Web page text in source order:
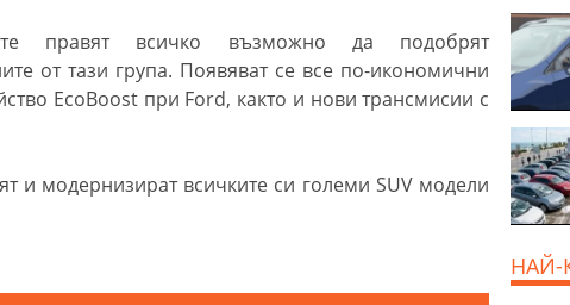
правят всичко възможно да подобрят
от тази група. Появяват се все по-икономични
EcoBoost при Ford, както и нови трансмисии с
и модернизират всичките си големи SUV модели
НАЙ-